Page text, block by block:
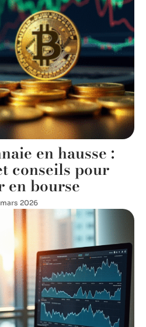
en hausse :
conseils pour
en bourse
mars 2026